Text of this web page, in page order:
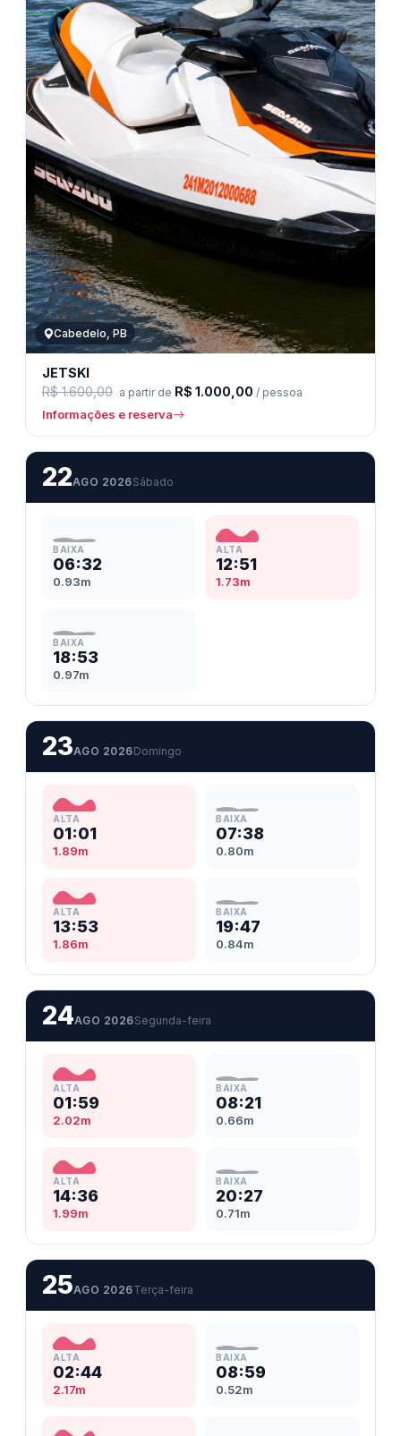
Cabedelo, PB
JETSKI
R$ 1.600,00 a partir de R$ 1.000,00 / pessoa
Informações e reserva
22AGO 2026Sábado
BAIXA
06:32
0.93m
ALTA
12:51
1.73m
BAIXA
18:53
0.97m
23AGO 2026Domingo
ALTA
01:01
1.89m
BAIXA
07:38
0.80m
ALTA
13:53
1.86m
BAIXA
19:47
0.84m
24AGO 2026Segunda-feira
ALTA
01:59
2.02m
BAIXA
08:21
0.66m
ALTA
14:36
1.99m
BAIXA
20:27
0.71m
25AGO 2026Terça-feira
ALTA
02:44
2.17m
BAIXA
08:59
0.52m